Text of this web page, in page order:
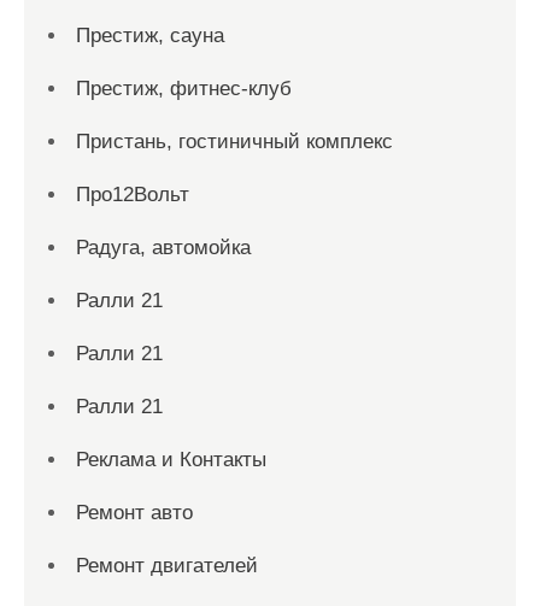
Престиж, сауна
Престиж, фитнес-клуб
Пристань, гостиничный комплекс
Про12Вольт
Радуга, автомойка
Ралли 21
Ралли 21
Ралли 21
Реклама и Контакты
Ремонт авто
Ремонт двигателей